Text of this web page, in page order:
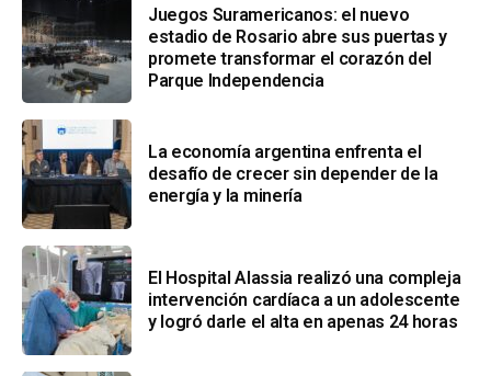
Juegos Suramericanos: el nuevo
estadio de Rosario abre sus puertas y
promete transformar el corazón del
Parque Independencia
La economía argentina enfrenta el
desafío de crecer sin depender de la
energía y la minería
El Hospital Alassia realizó una compleja
intervención cardíaca a un adolescente
y logró darle el alta en apenas 24 horas